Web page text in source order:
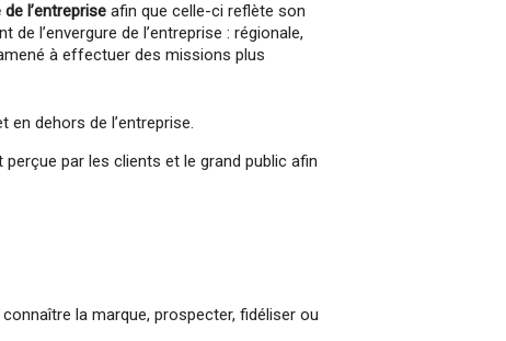
l’entreprise afin que celle-ci reflète son
l’envergure de l’entreprise : régionale,
à effectuer des missions plus
dehors de l’entreprise.
par les clients et le grand public afin
la marque, prospecter, fidéliser ou
en ligne
le fonctionnement
réunions en ligne
partners.